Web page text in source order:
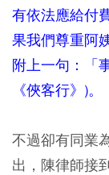
有依法應給付
果我們尊重阿
附上一句：「
《俠客行》)。
不過卻有同業
出，陳律師接